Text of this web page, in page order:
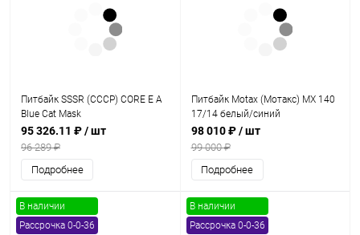
Питбайк SSSR (СССР) CORE E A
Blue Cat Mask
95 326.11 ₽/ шт
96 289 ₽
Подробнее
Питбайк Motax (Мотакс) MX 140
17/14 белый/синий
98 010 ₽/ шт
99 000 ₽
Подробнее
В наличии
Рассрочка 0-0-36
В наличии
Рассрочка 0-0-36